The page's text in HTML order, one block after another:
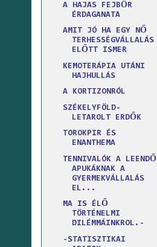
A HAJAS FEJBŐR
ÉRDAGANATA
AMIT JÓ HA EGY NŐ
TERHESSÉGVÁLLALÁS
ELŐTT ISMER
KEMOTERÁPIA UTÁNI
HAJHULLÁS
A KORTIZONRÓL
SZÉKELYFÖLD-
LETAROLT ERDŐK
TOROKPIR ÉS
ENANTHEMA
TENNIVALÓK A LEENDŐ
APUKÁKNAK A
GYERMEKVÁLLALÁS
EL...
MA IS ÉLŐ
TÖRTÉNELMI
DILÉMMÁINKROL.-
-STATISZTIKAI